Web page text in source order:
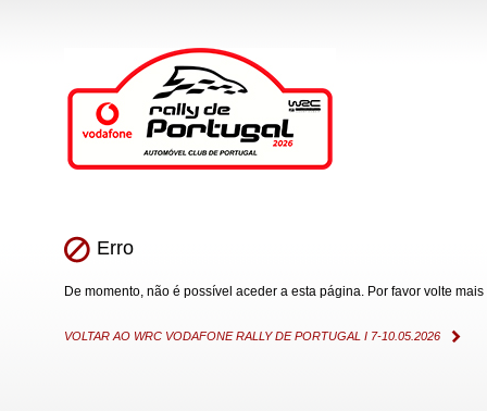
Erro
De momento, não é possível aceder a esta página. Por favor volte mais
VOLTAR AO WRC VODAFONE RALLY DE PORTUGAL I 7-10.05.2026